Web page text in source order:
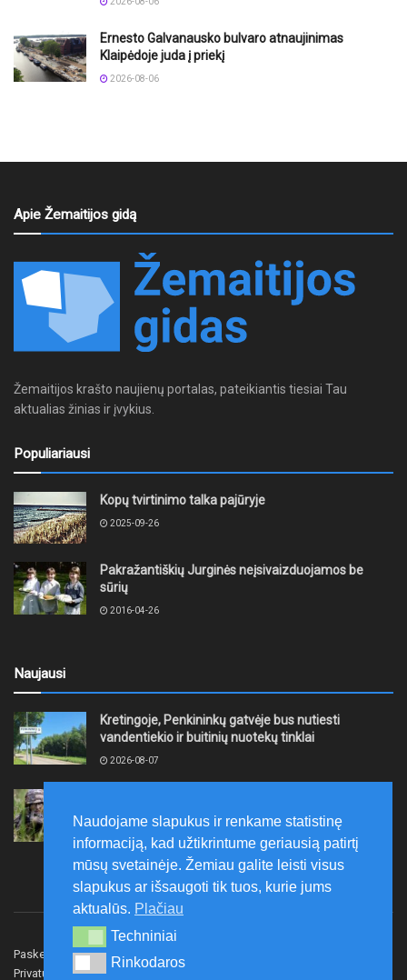
Ernesto Galvanausko bulvaro atnaujinimas
Klaipėdoje juda į priekį
2026-08-06
Apie Žemaitijos gidą
Žemaitijos krašto naujienų portalas, pateikiantis tiesiai Tau
aktualias žinias ir įvykius.
Populiariausi
Kopų tvirtinimo talka pajūryje
2025-09-26
Pakražantiškių Jurginės neįsivaizduojamos be
sūrių
2016-04-26
Naujausi
Kretingoje, Penkininkų gatvėje bus nutiesti
vandentiekio ir buitinių nuotekų tinklai
2026-08-07
rinktinė vykdys karines pratybas
2026-08-07
Paskelbk naujieną Rašyti redakcijai
Privatumo politika
Naudojame slapukus ir renkame statistinę
informaciją, kad užtikrintume geriausią patirtį
mūsų svetainėje. Žemiau galite leisti visus
slapukus ar išsaugoti tik tuos, kurie jums
aktualūs. Plačiau
Techniniai
Techniniai
Rinkodaros
Rinkodaros